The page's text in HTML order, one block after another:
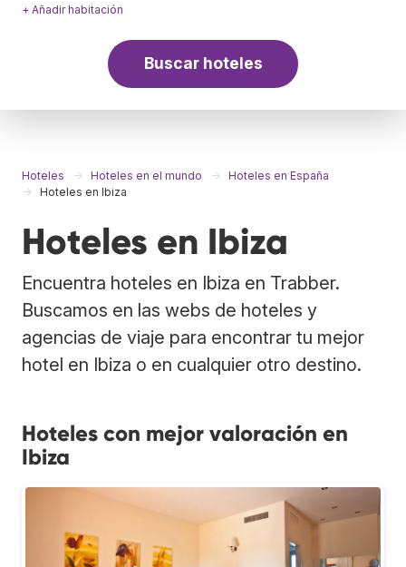
+ Añadir habitación
Buscar hoteles
Hoteles Hoteles en el mundo
Hoteles en España
Hoteles en Ibiza
Hoteles en Ibiza
Encuentra hoteles en Ibiza en Trabber.
Buscamos en las webs de hoteles y
agencias de viaje para encontrar tu mejor
hotel en Ibiza o en cualquier otro destino.
Hoteles con mejor valoración en
Ibiza